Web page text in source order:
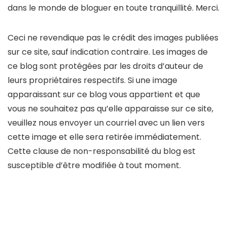
dans le monde de bloguer en toute tranquillité. Merci.
Ceci ne revendique pas le crédit des images publiées
sur ce site, sauf indication contraire. Les images de
ce blog sont protégées par les droits d’auteur de
leurs propriétaires respectifs. Si une image
apparaissant sur ce blog vous appartient et que
vous ne souhaitez pas qu’elle apparaisse sur ce site,
veuillez nous envoyer un courriel avec un lien vers
cette image et elle sera retirée immédiatement.
Cette clause de non-responsabilité du blog est
susceptible d’être modifiée à tout moment.